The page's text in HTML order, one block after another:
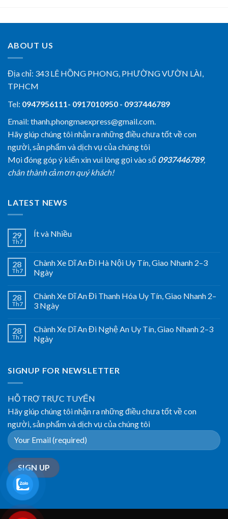
ABOUT US
Địa chỉ: 343 LÊ HỒNG PHONG, PHƯỜNG VƯỜN LÀI,
TPHCM
Tel: 0947956111- 0917010950 - 0937446789
Email: thanh.phongmaexpress@gmail.com.
Hãy giúp chúng tôi nhận ra những điều chưa tốt về con
người, sản phẩm và dịch vụ của chúng tôi
Mọi đóng góp ý kiến xin vui lòng gọi vào số 0937446789,
chân thành cảm ơn quý khách!
LATEST NEWS
29
Th7
Ít và Nhiều
28
Th7
Chành Xe Dĩ An Đi Hà Nội Uy Tín, Giao Nhanh 2–3
Ngày
28
Th7
Chành Xe Dĩ An Đi Thanh Hóa Uy Tín, Giao Nhanh 2–
3 Ngày
28
Th7
Chành Xe Dĩ An Đi Nghệ An Uy Tín, Giao Nhanh 2–3
Ngày
SIGNUP FOR NEWSLETTER
HỖ TRỢ TRỰC TUYẾN
Hãy giúp chúng tôi nhận ra những điều chưa tốt về con
người, sản phẩm và dịch vụ của chúng tôi